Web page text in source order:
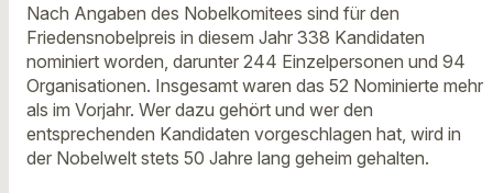
Nach Angaben des Nobelkomitees sind für den
Friedensnobelpreis in diesem Jahr 338 Kandidaten
nominiert worden, darunter 244 Einzelpersonen und 94
Organisationen. Insgesamt waren das 52 Nominierte mehr
als im Vorjahr. Wer dazu gehört und wer den
entsprechenden Kandidaten vorgeschlagen hat, wird in
der Nobelwelt stets 50 Jahre lang geheim gehalten.